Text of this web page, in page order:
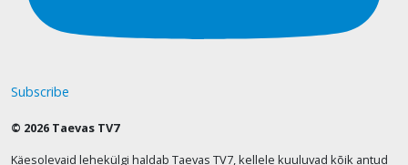
Subscribe
© 2026 Taevas TV7
Käesolevaid lehekülgi haldab Taevas TV7, kellele kuuluvad kõik antud